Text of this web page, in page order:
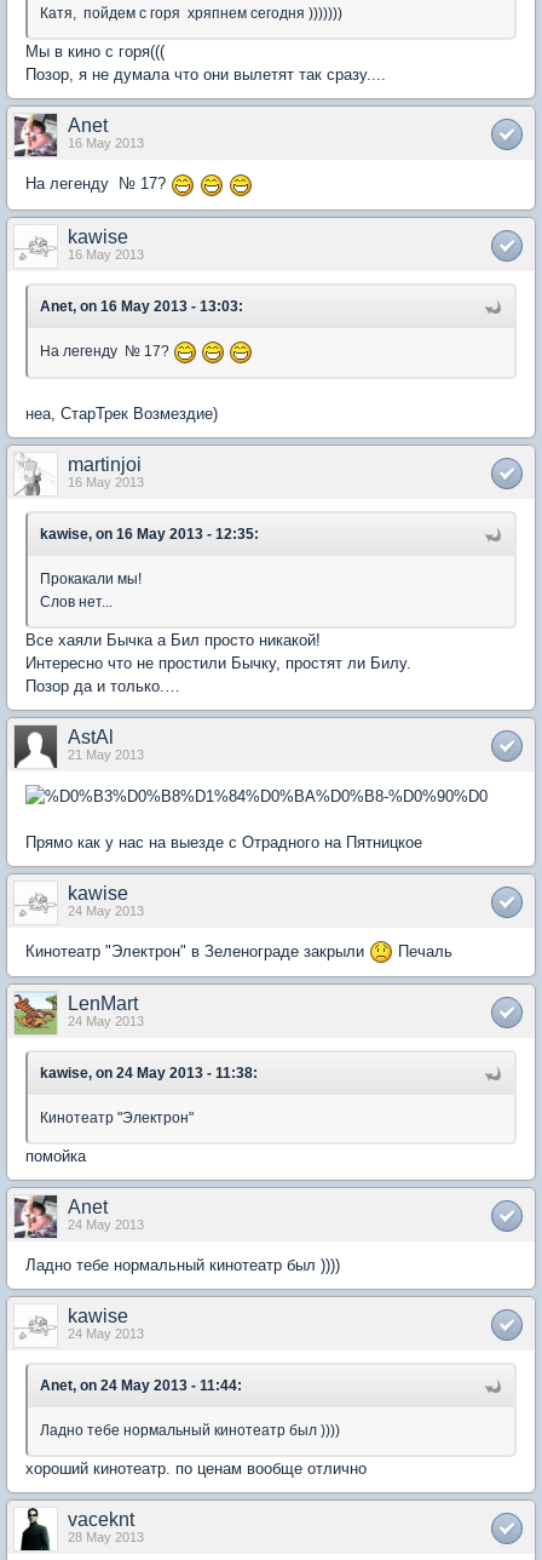
Катя, пойдем с горя хряпнем сегодня )))))))
Мы в кино с горя(((
Позор, я не думала что они вылетят так сразу....
Anet
16 May 2013
На легенду № 17?
kawise
16 May 2013
Anet, on 16 May 2013 - 13:03:
На легенду № 17?
неа, СтарТрек Возмездие)
martinjoi
16 May 2013
kawise, on 16 May 2013 - 12:35:
Прокакали мы!
Слов нет...
Все хаяли Бычка а Бил просто никакой!
Интересно что не простили Бычку, простят ли Билу.
Позор да и только.…
AstAl
21 May 2013
Прямо как у нас на выезде с Отрадного на Пятницкое
kawise
24 May 2013
Кинотеатр "Электрон" в Зеленограде закрыли Печаль
LenMart
24 May 2013
kawise, on 24 May 2013 - 11:38:
Кинотеатр "Электрон"
помойка
Anet
24 May 2013
Ладно тебе нормальный кинотеатр был ))))
kawise
24 May 2013
Anet, on 24 May 2013 - 11:44:
Ладно тебе нормальный кинотеатр был ))))
хороший кинотеатр. по ценам вообще отлично
vaceknt
28 May 2013